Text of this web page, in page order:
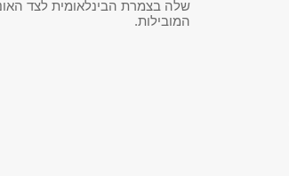
שלה בצמרת הבינלאומית לצד
המובילות.